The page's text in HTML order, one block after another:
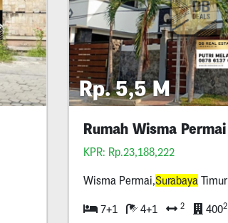
Rp. 5,5 M
Rumah Wisma Permai
KPR: Rp.23,188,222
Wisma Permai,Surabaya Timur
7+1 4+1 2 4002